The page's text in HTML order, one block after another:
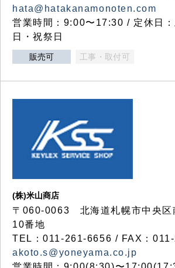
hata@hatakanamonoten.com
営業時間：9:00〜17:30 / 定休日：
日・祝祭日
販売可 工事・取付可
(株)米山商店
〒060-0063 北海道札幌市中央区
10番地
TEL：011-261-6656 / FAX：
akoto.s@yoneyama.co.jp